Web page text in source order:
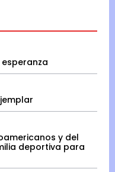
y del
deportiva para